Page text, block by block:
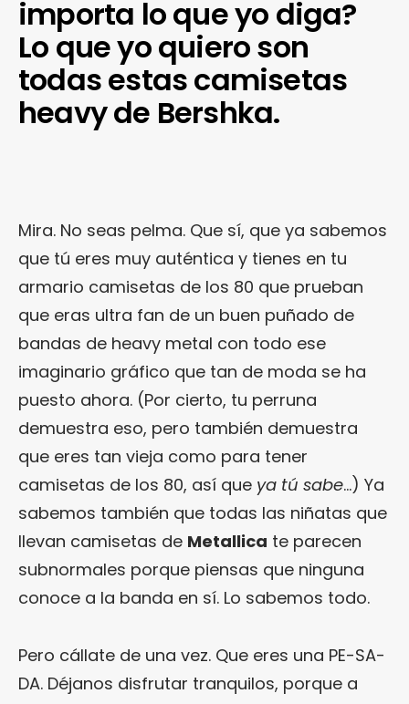
importa lo que yo diga?
Lo que yo quiero son
todas estas camisetas
heavy de Bershka.
Mira. No seas pelma. Que sí, que ya sabemos
que tú eres muy auténtica y tienes en tu
armario camisetas de los 80 que prueban
que eras ultra fan de un buen puñado de
bandas de heavy metal con todo ese
imaginario gráfico que tan de moda se ha
puesto ahora. (Por cierto, tu perruna
demuestra eso, pero también demuestra
que eres tan vieja como para tener
camisetas de los 80, así que ya tú sabe…) Ya
sabemos también que todas las niñatas que
llevan camisetas de Metallica te parecen
subnormales porque piensas que ninguna
conoce a la banda en sí. Lo sabemos todo.
Pero cállate de una vez. Que eres una PE-SA-
DA. Déjanos disfrutar tranquilos, porque a